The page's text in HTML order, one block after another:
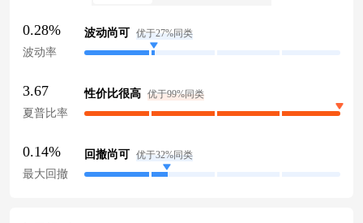
0.28%
波动率
波动尚可 优于27%同类
3.67
夏普比率
性价比很高 优于99%同类
0.14%
最大回撤
回撤尚可 优于32%同类